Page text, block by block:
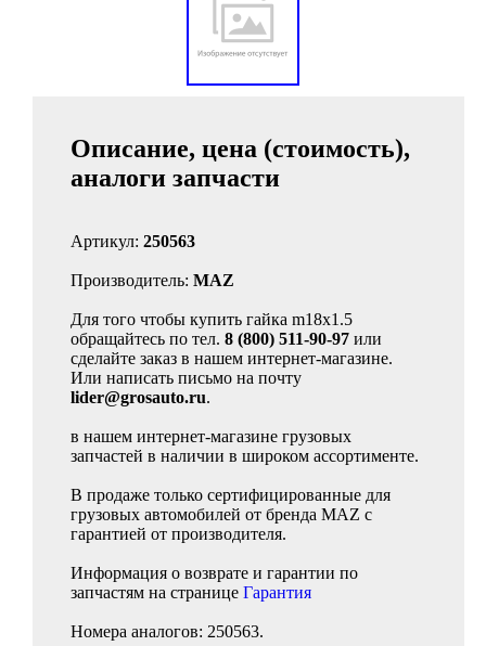
Описание, цена (стоимость),
аналоги запчасти
Артикул: 250563
Производитель: MAZ
Для того чтобы купить гайка m18x1.5
обращайтесь по тел. 8 (800) 511-90-97 или
сделайте заказ в нашем интернет-магазине.
Или написать письмо на почту
lider@grosauto.ru.
в нашем интернет-магазине грузовых
запчастей в наличии в широком ассортименте.
В продаже только сертифицированные для
грузовых автомобилей от бренда MAZ с
гарантией от производителя.
Информация о возврате и гарантии по
запчастям на странице Гарантия
Номера аналогов: 250563.